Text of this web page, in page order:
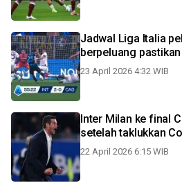
Jadwal Liga Italia
berpeluang
23 April 2026 4:32 WIB
Inter Milan ke final
setelah taklukkan
22 April 2026 6:15 WIB